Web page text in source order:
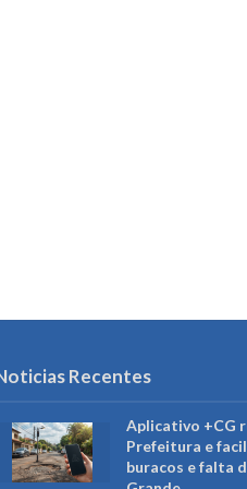
Recentes
Aplicativo +CG
Prefeitura e
buracos e falta